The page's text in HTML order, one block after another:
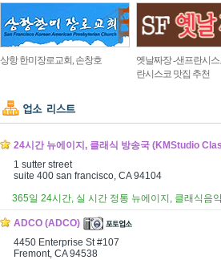
상항 한미장로교회, 손창호
옛날짜장 -샌프란시
란시스코 맛집 추천
24시간 뉴에이지, 클래식 방송국 (KMStudio
1 sutter street
suite 400 san francisco, CA 94104
365일 24시간, 실 시간 정통 뉴에이지, 클래식음
ADCO (ADCO)
4450 Enterprise St #107
Fremont, CA 94538